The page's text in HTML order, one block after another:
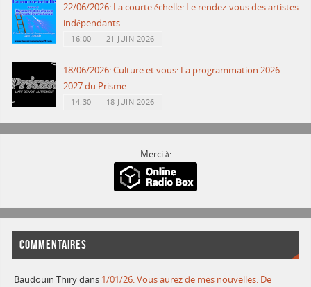
22/06/2026: La courte échelle: Le rendez-vous des artistes
indépendants.
16:00 21 JUIN 2026
18/06/2026: Culture et vous: La programmation 2026-
2027 du Prisme.
14:30 18 JUIN 2026
Merci à:
COMMENTAIRES
Baudouin Thirydans 1/01/26: Vous aurez de mes nouvelles: De